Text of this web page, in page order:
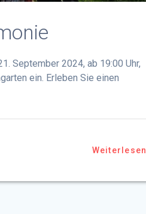
September 2024, ab 19:00 Uhr,
ein. Erleben Sie einen
Weiterlesen